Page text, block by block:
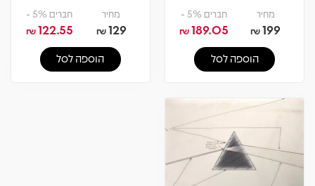
מחיר
199
₪
חברים 5% -
189.05
₪
הוספה לסל
מחיר
129
₪
חברים 5% -
122.55
₪
הוספה לסל